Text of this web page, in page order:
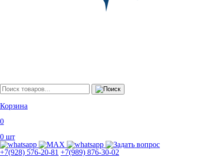
Корзина
0
0 шт
+7(928) 576-20-81 +7(989) 876-30-02